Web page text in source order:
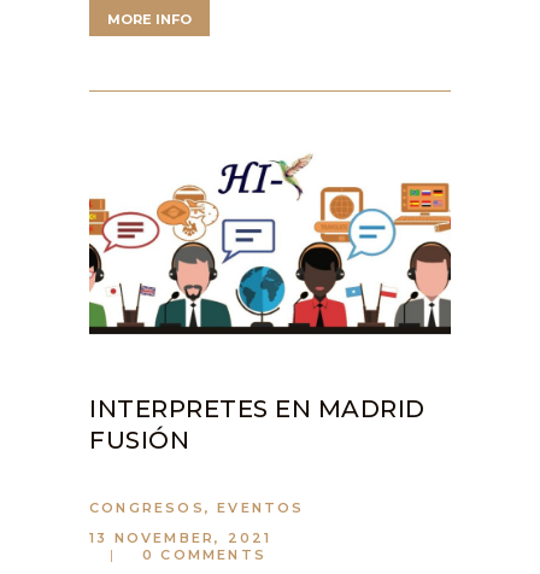
MORE INFO
INTERPRETES EN MADRID
FUSIÓN
CONGRESOS ,EVENTOS
13 NOVEMBER, 2021
0
COMMENTS